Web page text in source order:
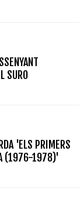
SURO
'ELS PRIMERS
(1976-1978)'